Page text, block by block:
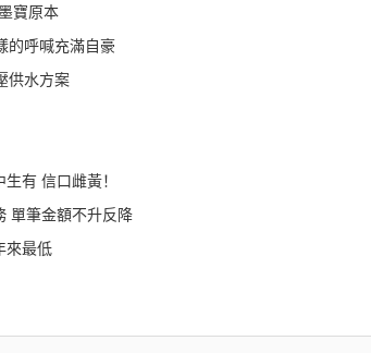
寶原本
的呼喊充滿自豪
供水方案
有 信口雌黃！
單筆金額不升反降
來最低